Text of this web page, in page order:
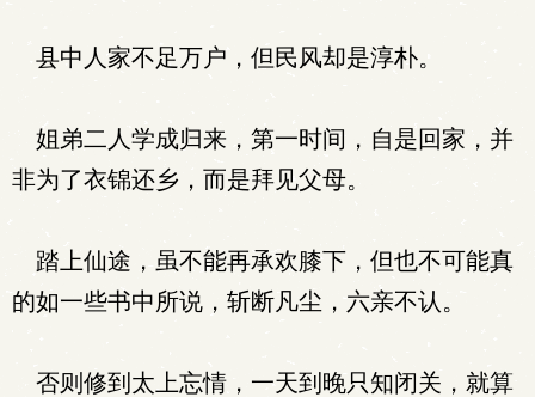
县中人家不足万户，但民风却是淳朴。
姐弟二人学成归来，第一时间，自是回家，并
非为了衣锦还乡，而是拜见父母。
踏上仙途，虽不能再承欢膝下，但也不可能真
的如一些书中所说，斩断凡尘，六亲不认。
否则修到太上忘情，一天到晚只知闭关，就算